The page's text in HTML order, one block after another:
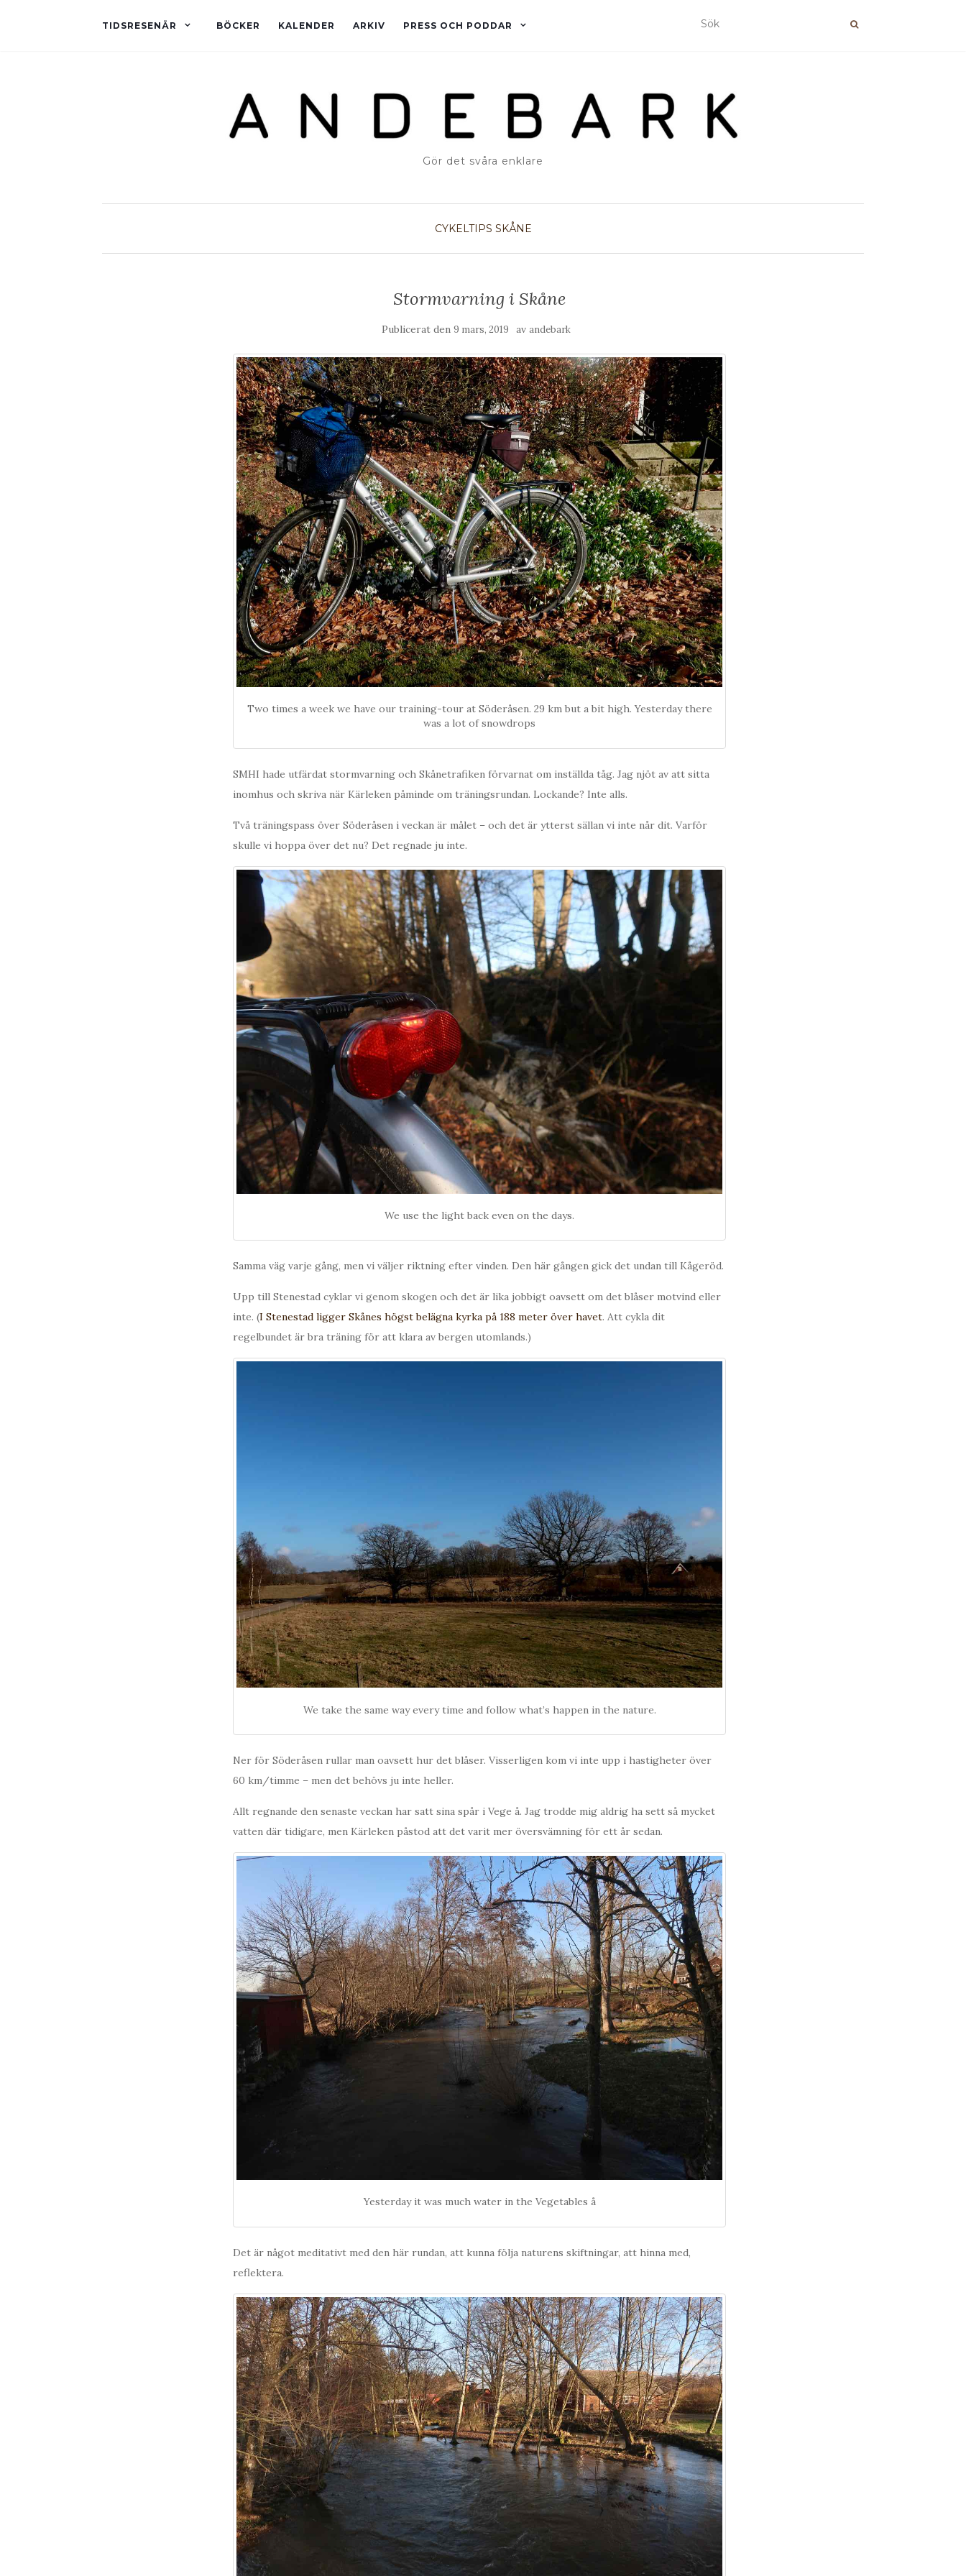
TIDSRESENÄR BÖCKER KALENDER ARKIV PRESS OCH PODDAR
Gör det svåra enklare
CYKELTIPS SKÅNE
Stormvarning i Skåne
Publicerat den 9 mars, 2019 av andebark
Two times a week we have our training-tour at Söderåsen. 29 km but a bit high. Yesterday there
was a lot of snowdrops
SMHI hade utfärdat stormvarning och Skånetrafiken förvarnat om inställda tåg. Jag njöt av att sitta
inomhus och skriva när Kärleken påminde om träningsrundan. Lockande? Inte alls.
Två träningspass över Söderåsen i veckan är målet – och det är ytterst sällan vi inte når dit. Varför
skulle vi hoppa över det nu? Det regnade ju inte.
We use the light back even on the days.
Samma väg varje gång, men vi väljer riktning efter vinden. Den här gången gick det undan till Kågeröd.
Upp till Stenestad cyklar vi genom skogen och det är lika jobbigt oavsett om det blåser motvind eller
inte. (I Stenestad ligger Skånes högst belägna kyrka på 188 meter över havet. Att cykla dit
regelbundet är bra träning för att klara av bergen utomlands.)
We take the same way every time and follow what’s happen in the nature.
Ner för Söderåsen rullar man oavsett hur det blåser. Visserligen kom vi inte upp i hastigheter över
60 km/timme – men det behövs ju inte heller.
Allt regnande den senaste veckan har satt sina spår i Vege å. Jag trodde mig aldrig ha sett så mycket
vatten där tidigare, men Kärleken påstod att det varit mer översvämning för ett år sedan.
Yesterday it was much water in the Vegetables å
Det är något meditativt med den här rundan, att kunna följa naturens skiftningar, att hinna med,
reflektera.